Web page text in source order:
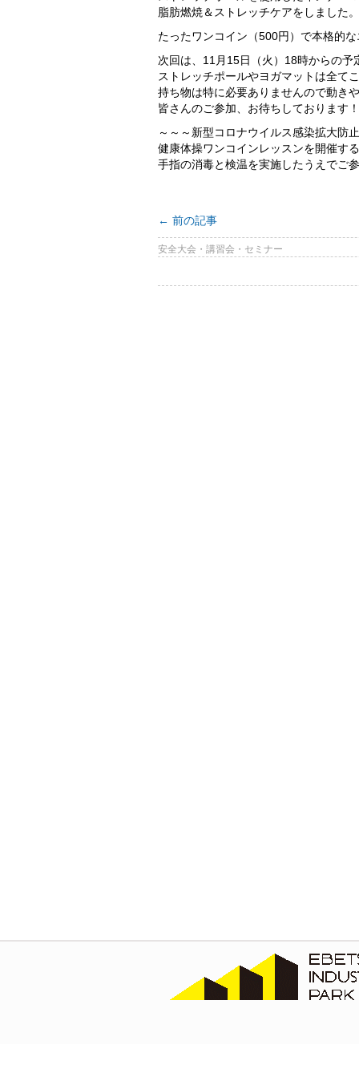
脂肪燃焼＆ストレッチケアをしました。
たったワンコイン（500円）で本格的
次回は、11月15日（火）18時からの予
ストレッチポールやヨガマットは全て
持ち物は特に必要ありませんので動き
皆さんのご参加、お待ちしております！
～～～新型コロナウイルス感染拡大防
健康体操ワンコインレッスンを開催す
手指の消毒と検温を実施したうえでご
← 前の記事
安全大会・講習会・セミナー